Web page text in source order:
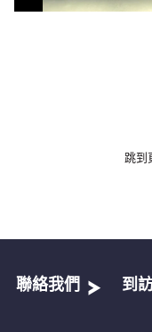
跳到
聯絡我們 到